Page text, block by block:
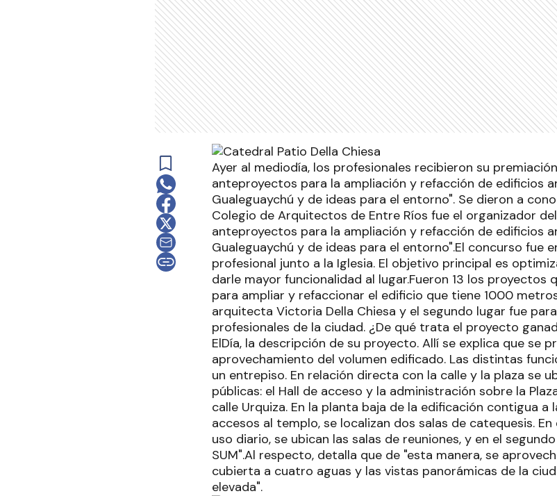
Ayer al mediodía, los profesionales recibieron su
anteproyectos para la ampliación y refacción de edificios
Gualeguaychú y de ideas para el entorno". Se dieron a
Colegio de Arquitectos de Entre Ríos fue el organizador
anteproyectos para la ampliación y refacción de edificios
Gualeguaychú y de ideas para el entorno".El concurso fue
profesional junto a la Iglesia. El objetivo principal es
darle mayor funcionalidad al lugar.Fueron 13 los proyectos
para ampliar y refaccionar el edificio que tiene 1000
arquitecta Victoria Della Chiesa y el segundo lugar fue
profesionales de la ciudad. ¿De qué trata el proyecto
ElDía, la descripción de su proyecto. Allí se explica que se
aprovechamiento del volumen edificado. Las distintas
un entrepiso. En relación directa con la calle y la plaza se
públicas: el Hall de acceso y la administración sobre la
calle Urquiza. En la planta baja de la edificación contigua a
accesos al templo, se localizan dos salas de catequesis.
uso diario, se ubican las salas de reuniones, y en el
SUM".Al respecto, detalla que de "esta manera, se
cubierta a cuatro aguas y las vistas panorámicas de la
elevada".